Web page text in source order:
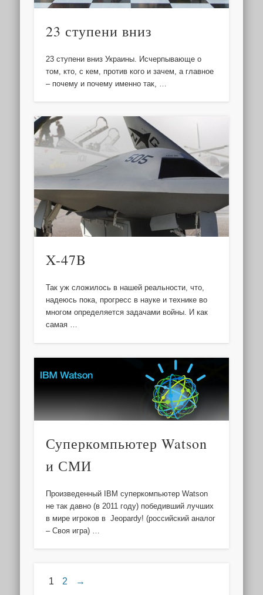
23 ступени вниз
23 ступени вниз Украины. Исчерпывающе о
том, кто, с кем, против кого и зачем, а главное
– почему и почему именно так, …
X-47B
Так уж сложилось в нашей реальности, что,
надеюсь пока, прогресс в науке и технике во
многом определяется задачами войны. И как
самая …
Суперкомпьютер Watson
и СМИ
Произведенный IBM суперкомпьютер Watson
не так давно (в 2011 году) победивший лучших
в мире игроков в Jeopardy! (российский аналог
– Своя игра) …
1 2 →